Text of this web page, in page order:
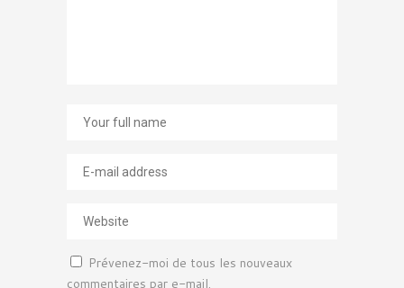
Prévenez-moi de tous les nouveaux
commentaires par e-mail.